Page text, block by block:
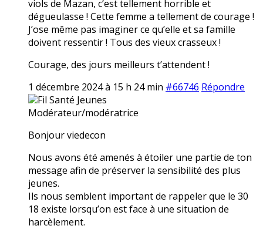
viols de Mazan, c’est tellement horrible et
dégueulasse ! Cette femme a tellement de courage !
J’ose même pas imaginer ce qu’elle et sa famille
doivent ressentir ! Tous des vieux crasseux !
Courage, des jours meilleurs t’attendent !
1 décembre 2024 à 15 h 24 min #66746 Répondre
Fil Santé Jeunes
Modérateur/modératrice
Bonjour viedecon
Nous avons été amenés à étoiler une partie de ton
message afin de préserver la sensibilité des plus
jeunes.
Ils nous semblent important de rappeler que le 30
18 existe lorsqu’on est face à une situation de
harcèlement.